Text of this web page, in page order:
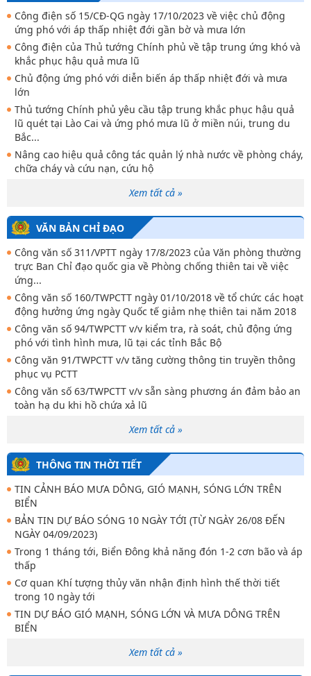
Công điện số 15/CĐ-QG ngày 17/10/2023 về việc chủ động
ứng phó với áp thấp nhiệt đới gần bờ và mưa lớn
Công điện của Thủ tướng Chính phủ về tập trung ứng khó và
khắc phục hậu quả mưa lũ
Chủ động ứng phó với diễn biến áp thấp nhiệt đới và mưa
lớn
Thủ tướng Chính phủ yêu cầu tập trung khắc phục hậu quả
lũ quét tại Lào Cai và ứng phó mưa lũ ở miền núi, trung du
Bắc...
Nâng cao hiệu quả công tác quản lý nhà nước về phòng cháy,
chữa cháy và cứu nạn, cứu hộ
Xem tất cả »
VĂN BẢN CHỈ ĐẠO
Công văn số 311/VPTT ngày 17/8/2023 của Văn phòng thường
trực Ban Chỉ đạo quốc gia về Phòng chống thiên tai về việc
ứng...
Công văn số 160/TWPCTT ngày 01/10/2018 về tổ chức các hoạt
động hưởng ứng ngày Quốc tế giảm nhẹ thiên tai năm 2018
Công văn số 94/TWPCTT v/v kiểm tra, rà soát, chủ động ứng
phó với tình hình mưa, lũ tại các tỉnh Bắc Bộ
Công văn 91/TWPCTT v/v tăng cường thông tin truyền thông
phục vụ PCTT
Công văn số 63/TWPCTT v/v sẵn sàng phương án đảm bảo an
toàn hạ du khi hồ chứa xả lũ
Xem tất cả »
THÔNG TIN THỜI TIẾT
TIN CẢNH BÁO MƯA DÔNG, GIÓ MẠNH, SÓNG LỚN TRÊN
BIỂN
BẢN TIN DỰ BÁO SÓNG 10 NGÀY TỚI (TỪ NGÀY 26/08 ĐẾN
NGÀY 04/09/2023)
Trong 1 tháng tới, Biển Đông khả năng đón 1-2 cơn bão và áp
thấp
Cơ quan Khí tượng thủy văn nhận định hình thế thời tiết
trong 10 ngày tới
TIN DỰ BÁO GIÓ MẠNH, SÓNG LỚN VÀ MƯA DÔNG TRÊN
BIỂN
Xem tất cả »